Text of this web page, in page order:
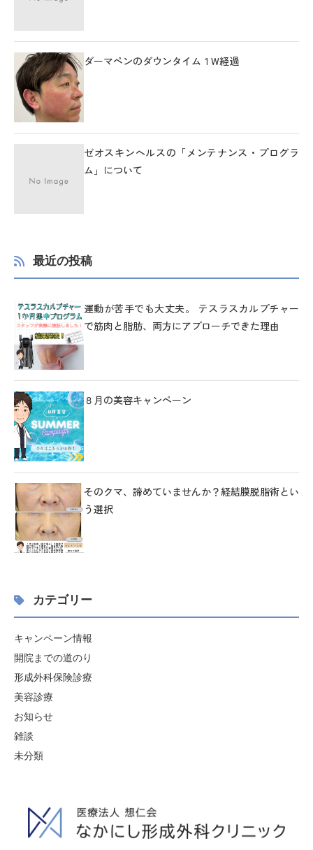
ダーマペンのダウンタイム１W経過
ゼオスキンヘルスの「メンテナンス・プログラ
ム」について
最近の投稿
運動が苦手でも大丈夫。 テスラスカルプチャー
で筋肉と脂肪、両方にアプローチできた理由
８月の美容キャンペーン
そのクマ、諦めていませんか？経結膜脱脂術とい
う選択
カテゴリー
キャンペーン情報
開院までの道のり
形成外科保険診療
美容診療
お知らせ
雑談
未分類